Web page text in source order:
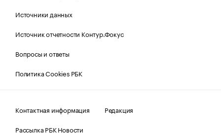
Источники данных
Источник отчетности Контур.Фокус
Вопросы и ответы
Политика Cookies РБК
Контактная информация
Редакция
Рассылка РБК Новости